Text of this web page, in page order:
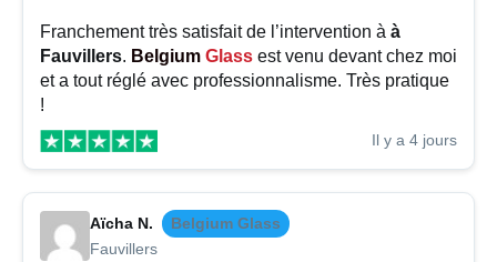
Franchement très satisfait de l’intervention à à
Fauvillers. Belgium Glass est venu devant chez moi
et a tout réglé avec professionnalisme. Très pratique
!
Il y a 4 jours
Aïcha N.
Belgium Glass
Fauvillers